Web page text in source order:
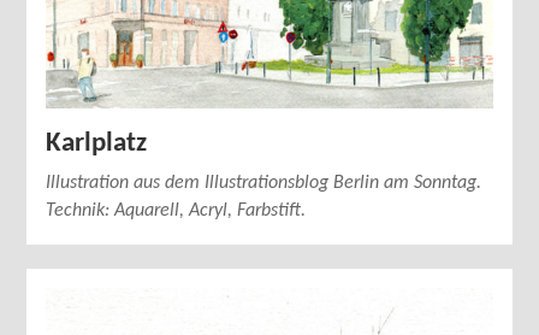
Karlplatz
Illustration aus dem Illustrationsblog Berlin am Sonntag.
Technik: Aquarell, Acryl, Farbstift.